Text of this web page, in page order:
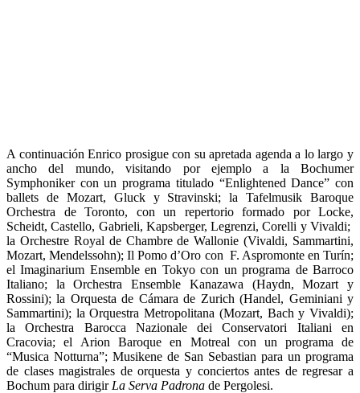
A continuación Enrico prosigue con su apretada agenda a lo largo y
ancho del mundo, visitando por ejemplo a la Bochumer
Symphoniker con un programa titulado “Enlightened Dance” con
ballets de Mozart, Gluck y Stravinski; la Tafelmusik Baroque
Orchestra de Toronto, con un repertorio formado por Locke,
Scheidt, Castello, Gabrieli, Kapsberger, Legrenzi, Corelli y Vivaldi;
la Orchestre Royal de Chambre de Wallonie (Vivaldi, Sammartini,
Mozart, Mendelssohn); Il Pomo d’Oro con F. Aspromonte en Turín;
el Imaginarium Ensemble en Tokyo con un programa de Barroco
Italiano; la Orchestra Ensemble Kanazawa (Haydn, Mozart y
Rossini); la Orquesta de Cámara de Zurich (Handel, Geminiani y
Sammartini); la Orquestra Metropolitana (Mozart, Bach y Vivaldi);
la Orchestra Barocca Nazionale dei Conservatori Italiani en
Cracovia; el Arion Baroque en Motreal con un programa de
“Musica Notturna”; Musikene de San Sebastian para un programa
de clases magistrales de orquesta y conciertos antes de regresar a
Bochum para dirigir La Serva Padrona de Pergolesi.